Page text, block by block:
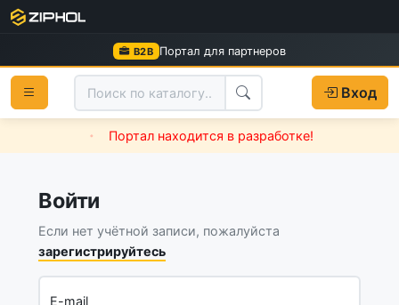
B2B Портал для партнеров
Вход
Портал находится в разработке!
Войти
Если нет учётной записи, пожалуйста
зарегистрируйтесь
E-mail